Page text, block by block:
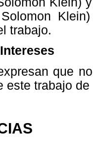
trabajo.
que
este trabajo